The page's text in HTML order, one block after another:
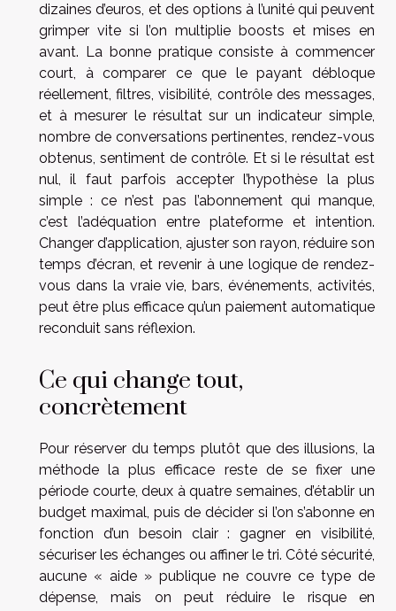
dizaines d’euros, et des options à l’unité qui peuvent
grimper vite si l’on multiplie boosts et mises en
avant. La bonne pratique consiste à commencer
court, à comparer ce que le payant débloque
réellement, filtres, visibilité, contrôle des messages,
et à mesurer le résultat sur un indicateur simple,
nombre de conversations pertinentes, rendez-vous
obtenus, sentiment de contrôle. Et si le résultat est
nul, il faut parfois accepter l’hypothèse la plus
simple : ce n’est pas l’abonnement qui manque,
c’est l’adéquation entre plateforme et intention.
Changer d’application, ajuster son rayon, réduire son
temps d’écran, et revenir à une logique de rendez-
vous dans la vraie vie, bars, événements, activités,
peut être plus efficace qu’un paiement automatique
reconduit sans réflexion.
Ce qui change tout,
concrètement
Pour réserver du temps plutôt que des illusions, la
méthode la plus efficace reste de se fixer une
période courte, deux à quatre semaines, d’établir un
budget maximal, puis de décider si l’on s’abonne en
fonction d’un besoin clair : gagner en visibilité,
sécuriser les échanges ou affiner le tri. Côté sécurité,
aucune « aide » publique ne couvre ce type de
dépense, mais on peut réduire le risque en